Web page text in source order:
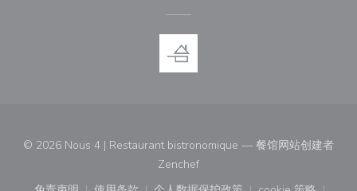
© 2026 Nous 4 | Restaurant bistronomique — 餐馆网站创建者
Zenchef((在新窗口中打开))